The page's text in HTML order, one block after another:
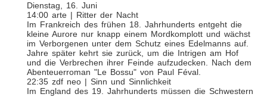
Dienstag, 16. Juni
14:00 arte | Ritter der Nacht
Im Frankreich des frühen 18. Jahrhunderts entgeht die
kleine Aurore nur knapp einem Mordkomplott und wächst
im Verborgenen unter dem Schutz eines Edelmanns auf.
Jahre später kehrt sie zurück, um die Intrigen am Hof
und die Verbrechen ihrer Feinde aufzudecken. Nach dem
Abenteuerroman "Le Bossu" von Paul Féval.
22:35 zdf neo | Sinn und Sinnlichkeit
Im England des 19. Jahrhunderts müssen die Schwestern